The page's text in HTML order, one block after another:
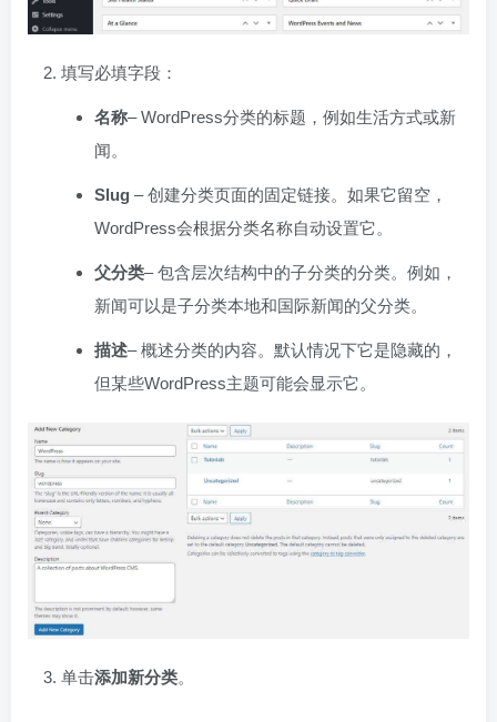
填写必填字段：
名称– WordPress分类的标题，例如生活方式或新
闻。
Slug – 创建分类页面的固定链接。如果它留空，
WordPress会根据分类名称自动设置它。
父分类– 包含层次结构中的子分类的分类。例如，
新闻可以是子分类本地和国际新闻的父分类。
描述– 概述分类的内容。默认情况下它是隐藏的，
但某些WordPress主题可能会显示它。
单击添加新分类。